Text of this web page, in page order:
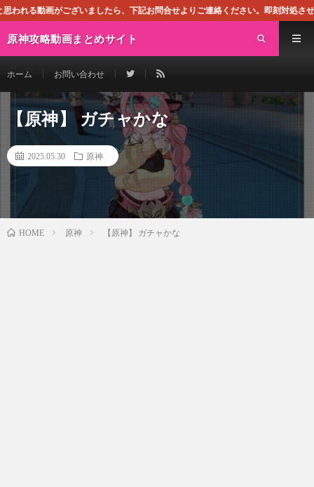
ましたら、下記お問合せよりご連絡ください。即刻対処させて頂きます。な
原神攻略動画まとめサイト
ホーム お問い合わせ
【原神】 ガチャかな
2025.05.30 原神
HOME 原神 【原神】 ガチャかな